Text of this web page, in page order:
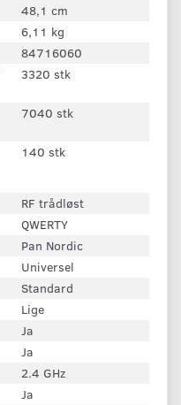
48,1 cm
6,11 kg
84716060
3320 stk
7040 stk
140 stk
RF trådløst
QWERTY
Pan Nordic
Universel
Standard
Lige
Ja
Ja
2.4 GHz
Ja